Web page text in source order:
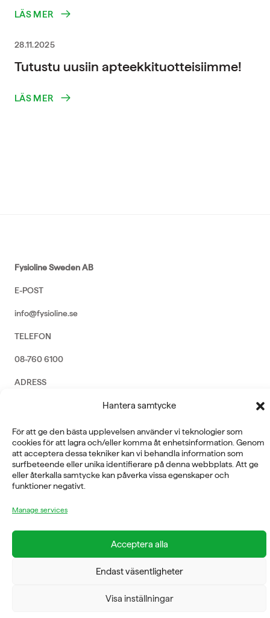
Hantera samtycke
För att ge den bästa upplevelsen använder vi teknologier som
cookies för att lagra och/eller komma åt enhetsinformation. Genom
att acceptera dessa tekniker kan vi behandla information som
surfbeteende eller unika identifierare på denna webbplats. Att ge
eller återkalla samtycke kan påverka vissa egenskaper och
funktioner negativt.
Manage services
Acceptera alla
Endast väsentligheter
Visa inställningar
LÄS MER
28.11.2025
Tutustu uusiin apteekkituotteisiimme!
LÄS MER
Fysioline Sweden AB
E-POST
info@fysioline.se
TELEFON
08-760 6100
ADRESS
Rosendalsvägen 18b, SE-14143 Huddinge
REHABILITERING
GYM
ICE POWER
SERVICE
FÖRETAG
OM OSS